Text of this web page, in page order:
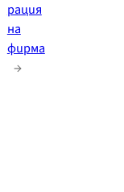
рация
на
фирма
→